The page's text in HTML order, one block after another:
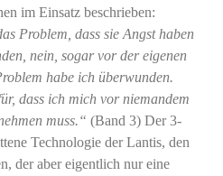
im Einsatz beschrieben:
Problem, dass sie Angst haben
nein, sogar vor der eigenen
habe ich überwunden.
dass ich mich vor niemandem
muss.“ (Band 3) Der 3-
Technologie der Lantis, den
der aber eigentlich nur eine